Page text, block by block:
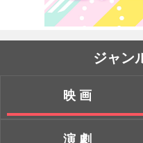
ジャン
映画
演劇